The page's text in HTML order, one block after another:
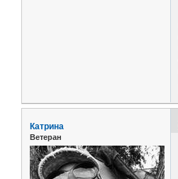
Катрина
Ветеран